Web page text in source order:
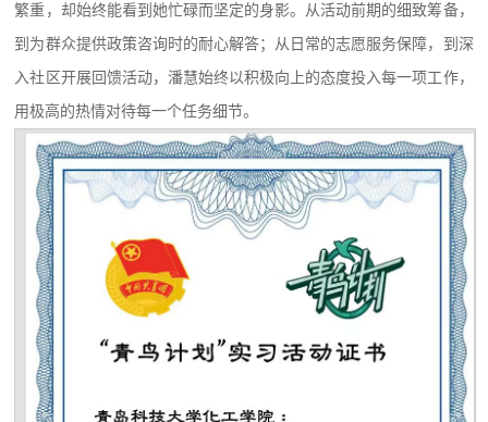
繁重，却始终能看到她忙碌而坚定的身影。从活动前期的细致筹备，
到为群众提供政策咨询时的耐心解答；从日常的志愿服务保障，到深
入社区开展回馈活动，潘慧始终以积极向上的态度投入每一项工作，
用极高的热情对待每一个任务细节。